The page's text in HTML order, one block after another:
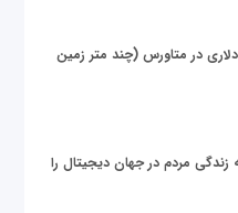
میلیون دلاری در متاورس (چند متر زمین
مردم در جهان دیجیتال را